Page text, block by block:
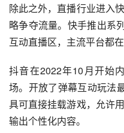
除此之外，直播行业进入
略争夺流量。快手推出系
互动直播区，主流平台都
抖音在2022年10月开始
场。开放了弹幕互动玩法
具可直接挂载游戏，允许
输出个性化内容。